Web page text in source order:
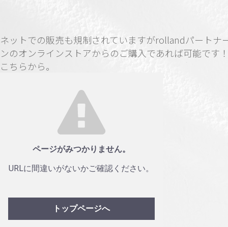
ネットでの販売も規制されていますがrollandパートナ
ンのオンラインストアからのご購入であれば可能です
こちらから。